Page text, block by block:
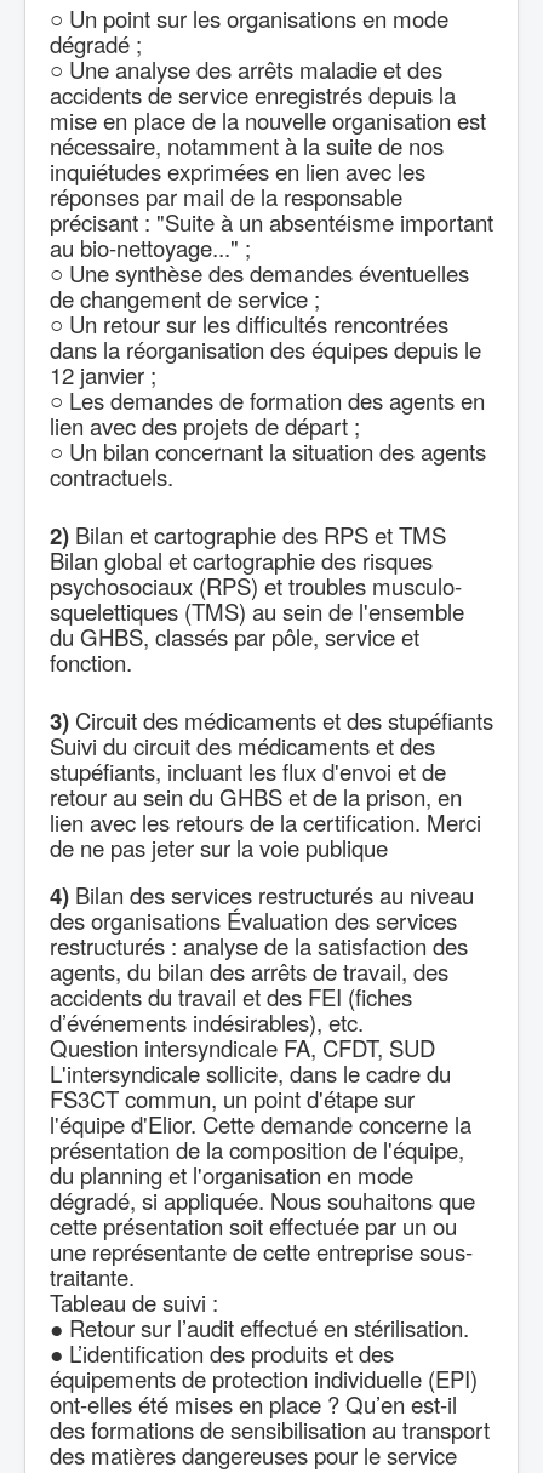
○ Un point sur les organisations en mode
dégradé ;
○ Une analyse des arrêts maladie et des
accidents de service enregistrés depuis la
mise en place de la nouvelle organisation est
nécessaire, notamment à la suite de nos
inquiétudes exprimées en lien avec les
réponses par mail de la responsable
précisant : "Suite à un absentéisme important
au bio-nettoyage..." ;
○ Une synthèse des demandes éventuelles
de changement de service ;
○ Un retour sur les difficultés rencontrées
dans la réorganisation des équipes depuis le
12 janvier ;
○ Les demandes de formation des agents en
lien avec des projets de départ ;
○ Un bilan concernant la situation des agents
contractuels.
2) Bilan et cartographie des RPS et TMS
Bilan global et cartographie des risques
psychosociaux (RPS) et troubles musculo-
squelettiques (TMS) au sein de l'ensemble
du GHBS, classés par pôle, service et
fonction.
3) Circuit des médicaments et des stupéfiants
Suivi du circuit des médicaments et des
stupéfiants, incluant les flux d'envoi et de
retour au sein du GHBS et de la prison, en
lien avec les retours de la certification. Merci
de ne pas jeter sur la voie publique
4) Bilan des services restructurés au niveau
des organisations Évaluation des services
restructurés : analyse de la satisfaction des
agents, du bilan des arrêts de travail, des
accidents du travail et des FEI (fiches
d’événements indésirables), etc.
Question intersyndicale FA, CFDT, SUD
L'intersyndicale sollicite, dans le cadre du
FS3CT commun, un point d'étape sur
l'équipe d'Elior. Cette demande concerne la
présentation de la composition de l'équipe,
du planning et l'organisation en mode
dégradé, si appliquée. Nous souhaitons que
cette présentation soit effectuée par un ou
une représentante de cette entreprise sous-
traitante.
Tableau de suivi :
● Retour sur l’audit effectué en stérilisation.
● L’identification des produits et des
équipements de protection individuelle (EPI)
ont-elles été mises en place ? Qu’en est-il
des formations de sensibilisation au transport
des matières dangereuses pour le service